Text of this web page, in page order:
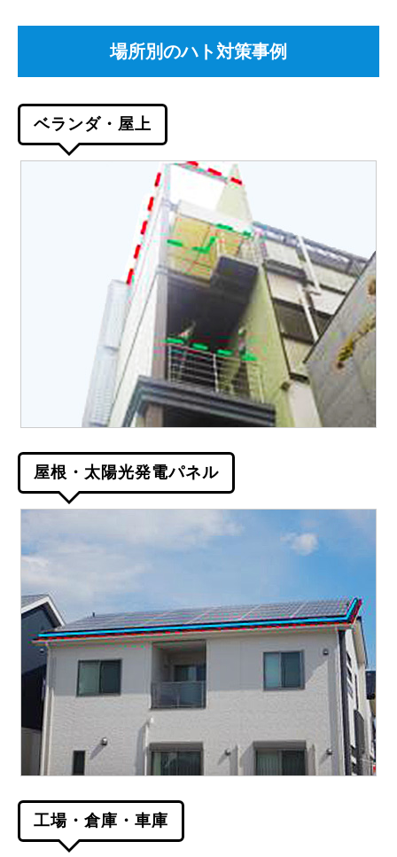
場所別のハト対策事例
ベランダ・屋上
屋根・太陽光発電パネル
工場・倉庫・車庫